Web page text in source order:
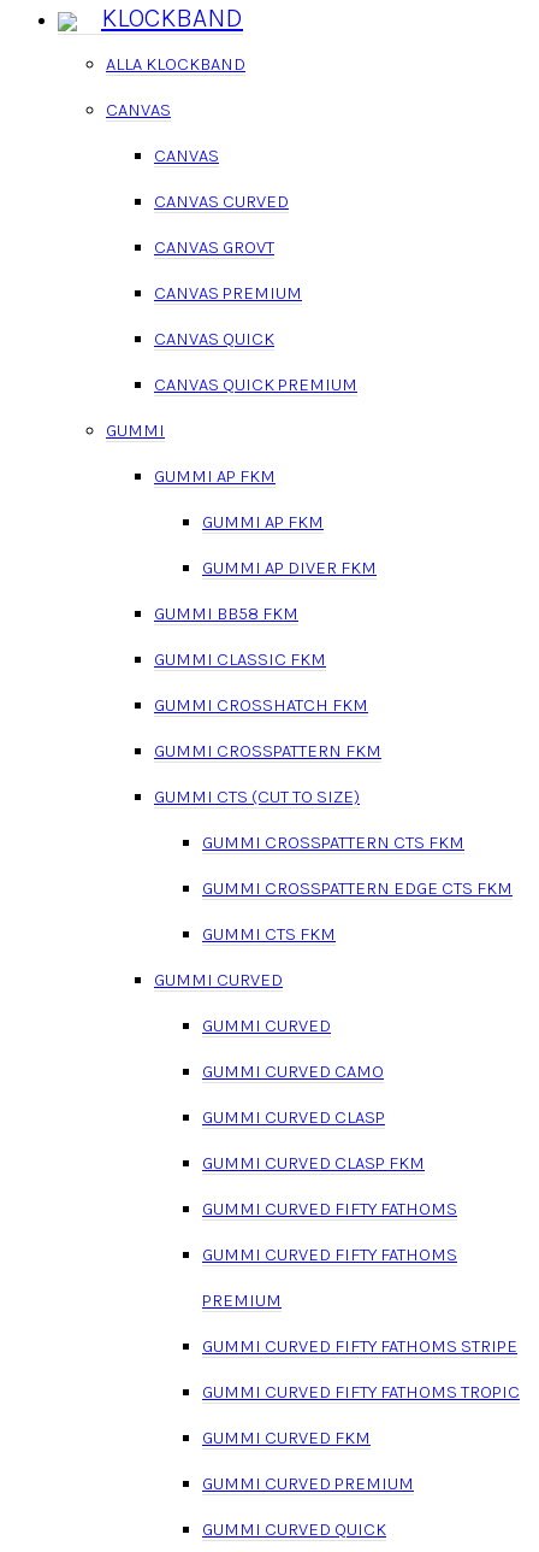
KLOCKBAND
ALLA KLOCKBAND
CANVAS
CANVAS
CANVAS CURVED
CANVAS GROVT
CANVAS PREMIUM
CANVAS QUICK
CANVAS QUICK PREMIUM
GUMMI
GUMMI AP FKM
GUMMI AP FKM
GUMMI AP DIVER FKM
GUMMI BB58 FKM
GUMMI CLASSIC FKM
GUMMI CROSSHATCH FKM
GUMMI CROSSPATTERN FKM
GUMMI CTS (CUT TO SIZE)
GUMMI CROSSPATTERN CTS FKM
GUMMI CROSSPATTERN EDGE CTS FKM
GUMMI CTS FKM
GUMMI CURVED
GUMMI CURVED
GUMMI CURVED CAMO
GUMMI CURVED CLASP
GUMMI CURVED CLASP FKM
GUMMI CURVED FIFTY FATHOMS
GUMMI CURVED FIFTY FATHOMS
PREMIUM
GUMMI CURVED FIFTY FATHOMS STRIPE
GUMMI CURVED FIFTY FATHOMS TROPIC
GUMMI CURVED FKM
GUMMI CURVED PREMIUM
GUMMI CURVED QUICK